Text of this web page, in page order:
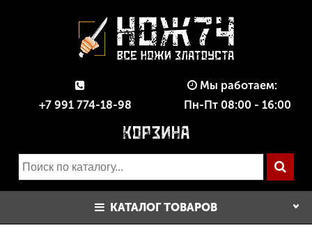
+7 991 774-18-98
Мы работаем:
Пн-Пт 08:00 - 16:00
КАТАЛОГ ТОВАРОВ